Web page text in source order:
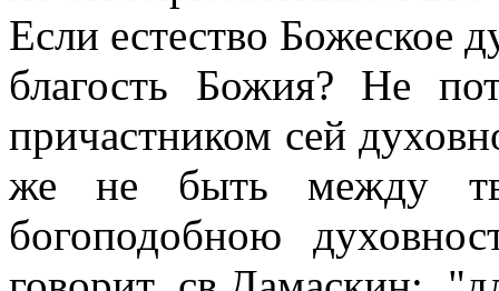
Если естество Божеское
благость Божия? Не
причастником сей
же не быть между
богоподобною